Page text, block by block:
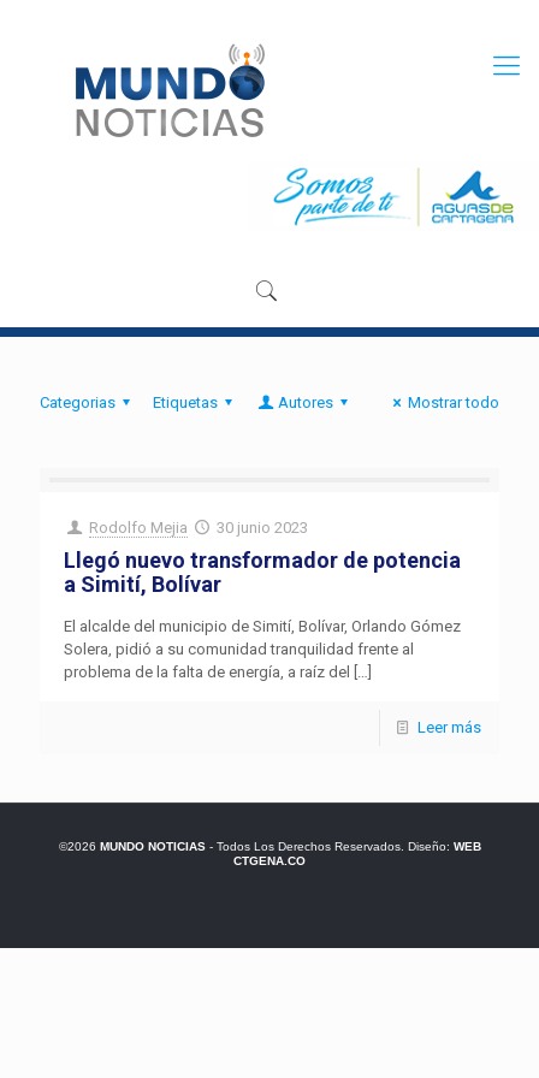
Categorias Etiquetas Autores Mostrar todo
Rodolfo Mejia 30 junio 2023
Llegó nuevo transformador de potencia
a Simití, Bolívar
El alcalde del municipio de Simití, Bolívar, Orlando Gómez
Solera, pidió a su comunidad tranquilidad frente al
problema de la falta de energía, a raíz del
[…]
Leer más
©2026 MUNDO NOTICIAS- Todos Los Derechos Reservados. Diseño: WEB
CTGENA.CO